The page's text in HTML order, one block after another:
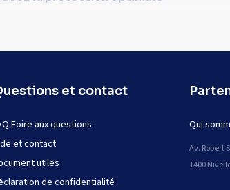
et contact
Foire aux questions
et contact
utiles
de confidentialité
Qui
Av. Robert
1400